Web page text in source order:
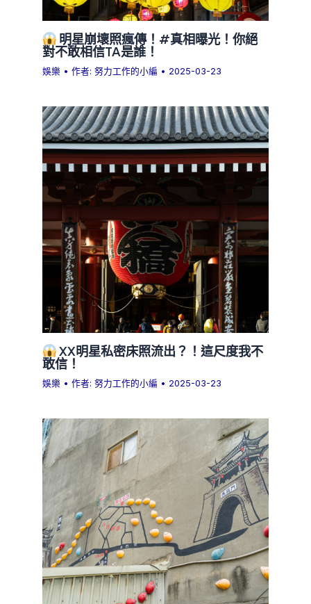
明星崩壞照瘋傳！#真相曝光！你絕
對不敢相信TA是誰！
娛樂 • 作者:努力工作的小編 • 2025-03-23
XX明星私密床照流出？！這尺度我不
敢信！
娛樂 • 作者:努力工作的小編 • 2025-03-23